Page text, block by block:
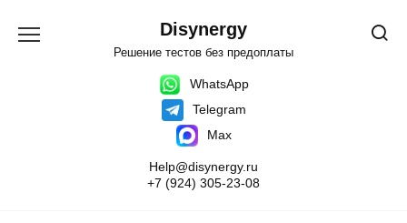
содержанию
Disynergy
Решение тестов без предоплаты
WhatsApp
Telegram
Max
Help@disynergy.ru
+7 (924) 305-23-08